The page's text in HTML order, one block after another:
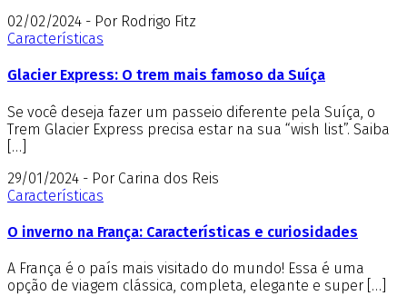
02/02/2024 - Por Rodrigo Fitz
Características
Glacier Express: O trem mais famoso da Suíça
Se você deseja fazer um passeio diferente pela Suíça, o
Trem Glacier Express precisa estar na sua “wish list”. Saiba
[…]
29/01/2024 - Por Carina dos Reis
Características
O inverno na França: Características e curiosidades
A França é o país mais visitado do mundo! Essa é uma
opção de viagem clássica, completa, elegante e super […]